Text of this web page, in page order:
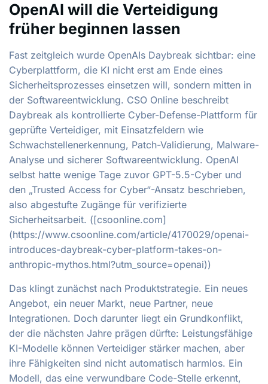
OpenAI will die Verteidigung
früher beginnen lassen
Fast zeitgleich wurde OpenAIs Daybreak sichtbar: eine
Cyberplattform, die KI nicht erst am Ende eines
Sicherheitsprozesses einsetzen will, sondern mitten in
der Softwareentwicklung. CSO Online beschreibt
Daybreak als kontrollierte Cyber-Defense-Plattform für
geprüfte Verteidiger, mit Einsatzfeldern wie
Schwachstellenerkennung, Patch-Validierung, Malware-
Analyse und sicherer Softwareentwicklung. OpenAI
selbst hatte wenige Tage zuvor GPT-5.5-Cyber und
den „Trusted Access for Cyber“-Ansatz beschrieben,
also abgestufte Zugänge für verifizierte
Sicherheitsarbeit. ([csoonline.com]
(https://www.csoonline.com/article/4170029/openai-
introduces-daybreak-cyber-platform-takes-on-
anthropic-mythos.html?utm_source=openai))
Das klingt zunächst nach Produktstrategie. Ein neues
Angebot, ein neuer Markt, neue Partner, neue
Integrationen. Doch darunter liegt ein Grundkonflikt,
der die nächsten Jahre prägen dürfte: Leistungsfähige
KI-Modelle können Verteidiger stärker machen, aber
ihre Fähigkeiten sind nicht automatisch harmlos. Ein
Modell, das eine verwundbare Code-Stelle erkennt,